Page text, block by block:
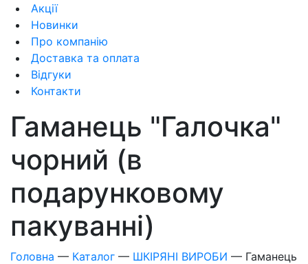
Акції
Новинки
Про компанію
Доставка та оплата
Відгуки
Контакти
Гаманець "Галочка"
чорний (в
подарунковому
пакуванні)
Головна — Каталог — ШКІРЯНІ ВИРОБИ — Гаманець